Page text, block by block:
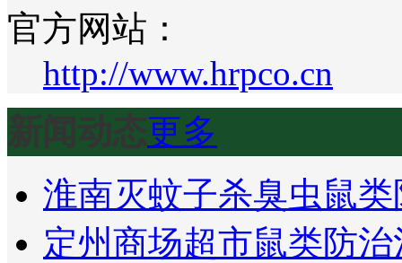
官方网站：
http://www.hrpco.cn
新闻动态更多
淮南灭蚊子杀臭虫鼠
定州商场超市鼠类防